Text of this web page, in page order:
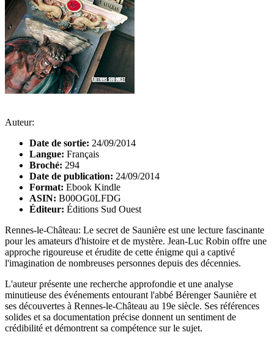
Auteur:
Date de sortie: 24/09/2014
Langue: Français
Broché: 294
Date de publication: 24/09/2014
Format: Ebook Kindle
ASIN: B00OG0LFDG
Éditeur: Éditions Sud Ouest
Rennes-le-Château: Le secret de Saunière est une lecture fascinante
pour les amateurs d'histoire et de mystère. Jean-Luc Robin offre une
approche rigoureuse et érudite de cette énigme qui a captivé
l'imagination de nombreuses personnes depuis des décennies.
L'auteur présente une recherche approfondie et une analyse
minutieuse des événements entourant l'abbé Bérenger Saunière et
ses découvertes à Rennes-le-Château au 19e siècle. Ses références
solides et sa documentation précise donnent un sentiment de
crédibilité et démontrent sa compétence sur le sujet.